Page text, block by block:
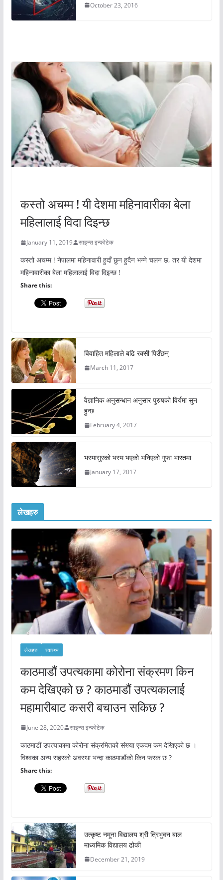
October 23, 2016
कस्तो अचम्म ! यी देशमा महिनावारीका बेला
महिलालाई विदा दिइन्छ
January 11, 2019 साइन्स इन्फोटेक
कस्तो अचम्म ! नेपालमा महिनावारी हुदाँ छुन हुदैन भन्ने चलन छ, तर यी देशमा
महिनावारीका बेला महिलालाई विदा दिइन्छ !
Share this:
विवाहित महिलाले बढि रक्सी पिउँछन्
March 11, 2017
वैज्ञानिक अनुसन्धान अनुसार पुरुषको विर्यमा सुन
हुन्छ
February 4, 2017
भस्मासुरको भस्म भएको भनिएको गुफा भारतमा
January 17, 2017
लेखहरु
लेखहरु स्वास्थ्य
काठमाडौं उपत्यकामा कोरोना संक्रमण किन
कम देखिएको छ ? काठमाडौं उपत्यकालाई
महामारीबाट कसरी बचाउन सकिछ ?
June 28, 2020 साइन्स इन्फोटेक
काठमाडौं उपत्याकामा कोरोना संक्रमितको संख्या एकदम कम देखिएको छ ।
विश्वका अन्य सहरको अवस्था भन्दा काठमाडौंको किन फरक छ ?
Share this:
उत्कृष्ट नमूना विद्यालय श्री त्रिभुवन बाल
माध्यमिक विद्यालय ढोकी
December 21, 2019